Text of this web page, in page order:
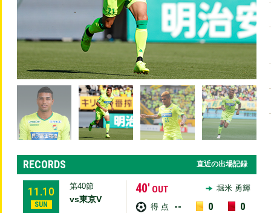
RECORDS 直近の出場記録
11.10
SUN
第40節
vs東京V
40′ OUT 堀米 勇輝
得 点 -- 0 0